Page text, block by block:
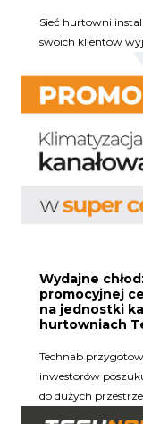
Sieć hurtowni
swoich klientów
Wydajne
promocyjnej
na jednostki
hurtowniach
Technab
inwestorów
do dużych